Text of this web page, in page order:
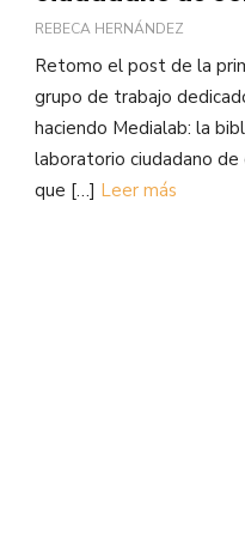
REBECA HERNÁNDEZ
Retomo el post de la
grupo de trabajo
haciendo Medialab: la
laboratorio ciudadano de
que […] Leer más